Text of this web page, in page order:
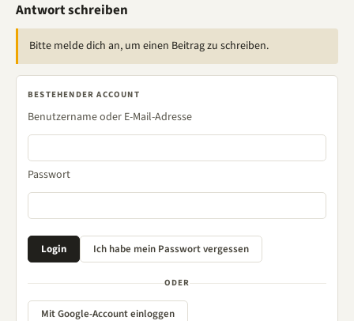
Antwort schreiben
Bitte melde dich an, um einen Beitrag zu schreiben.
BESTEHENDER ACCOUNT
Benutzername oder E-Mail-Adresse
Passwort
ODER
Mit Google-Account einloggen